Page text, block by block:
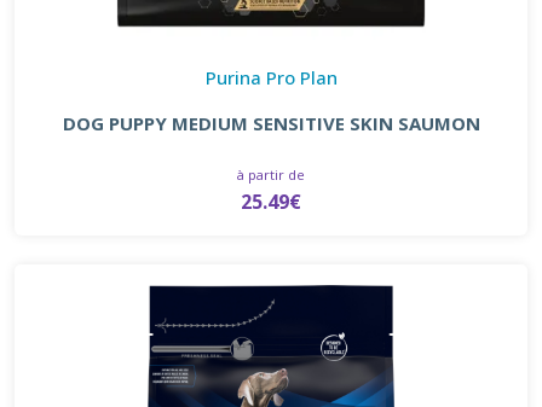
Purina Pro Plan
DOG PUPPY MEDIUM SENSITIVE SKIN SAUMON
à partir de
25.49€